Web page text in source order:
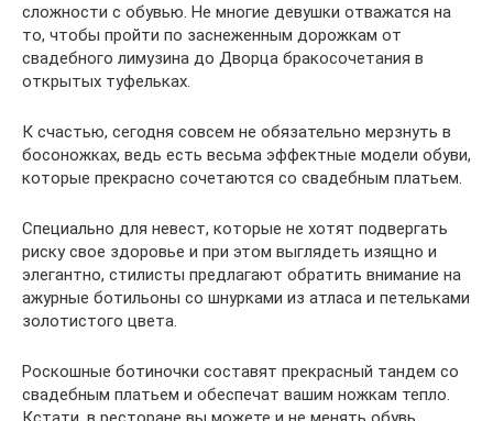
сложности с обувью. Не многие девушки отважатся на
то, чтобы пройти по заснеженным дорожкам от
свадебного лимузина до Дворца бракосочетания в
открытых туфельках.
К счастью, сегодня совсем не обязательно мерзнуть в
босоножках, ведь есть весьма эффектные модели обуви,
которые прекрасно сочетаются со свадебным платьем.
Специально для невест, которые не хотят подвергать
риску свое здоровье и при этом выглядеть изящно и
элегантно, стилисты предлагают обратить внимание на
ажурные ботильоны со шнурками из атласа и петельками
золотистого цвета.
Роскошные ботиночки составят прекрасный тандем со
свадебным платьем и обеспечат вашим ножкам тепло.